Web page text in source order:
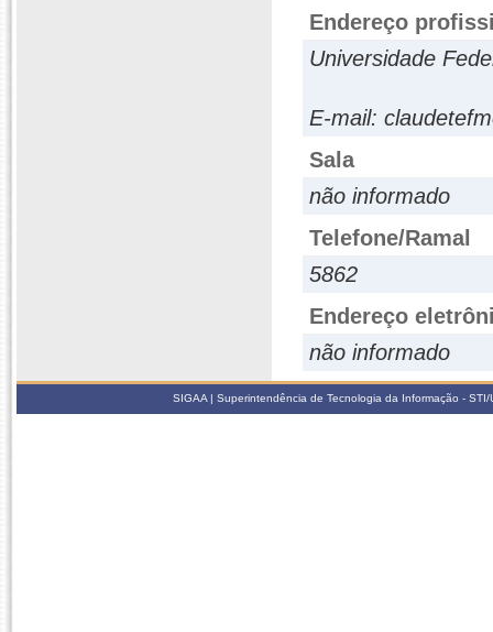
Endereço
Universidade
E-mail:
Sala
não informado
Telefone/Ramal
5862
Endereço
não informado
SIGAA | Superintendência de Tecnologia da Informação -